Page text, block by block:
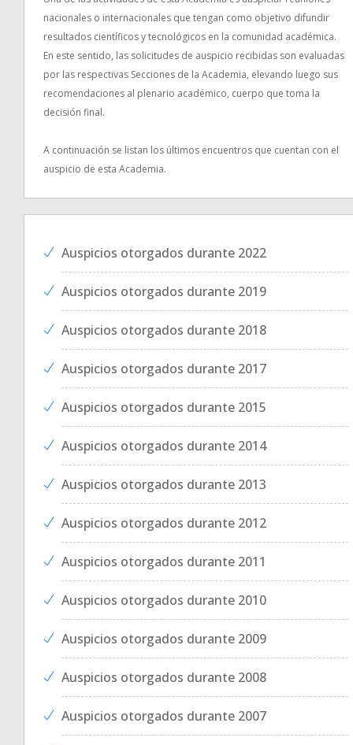
nacionales o internacionales que tengan como objetivo difundir
resultados científicos y tecnológicos en la comunidad académica.
En este sentido, las solicitudes de auspicio recibidas son evaluadas
por las respectivas Secciones de la Academia, elevando luego sus
recomendaciones al plenario académico, cuerpo que toma la
decisión final.
A continuación se listan los últimos encuentros que cuentan con el
auspicio de esta Academia.
Auspicios otorgados durante 2022
Auspicios otorgados durante 2019
Auspicios otorgados durante 2018
Auspicios otorgados durante 2017
Auspicios otorgados durante 2015
Auspicios otorgados durante 2014
Auspicios otorgados durante 2013
Auspicios otorgados durante 2012
Auspicios otorgados durante 2011
Auspicios otorgados durante 2010
Auspicios otorgados durante 2009
Auspicios otorgados durante 2008
Auspicios otorgados durante 2007